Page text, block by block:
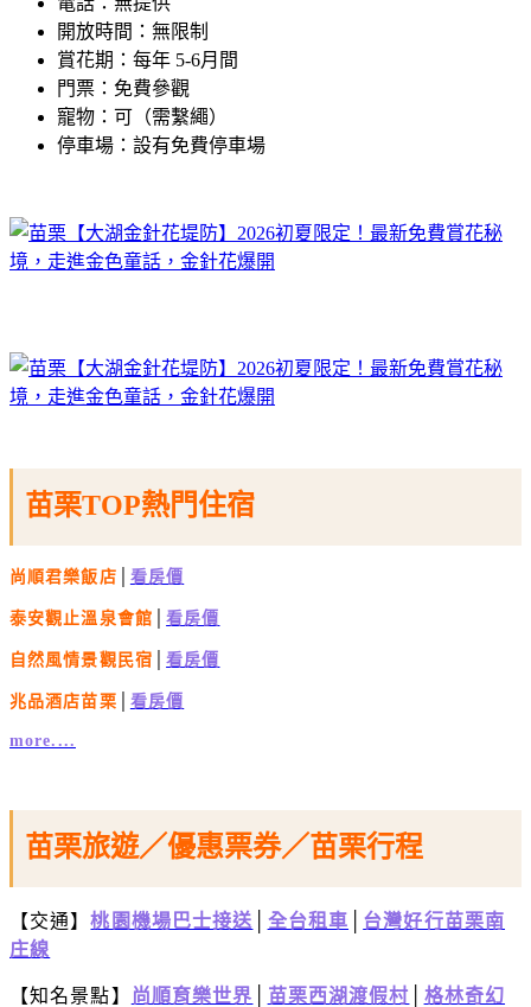
開放時間：無限制
賞花期：每年 5-6月間
門票：免費參觀
寵物：可（需繫繩）
停車場：設有免費停車場
苗栗TOP熱門住宿
尚順君樂飯店 看房價
泰安觀止溫泉會館 │看房價
自然風情景觀民宿 │看房價
兆品酒店苗栗 看房價
more....
苗栗旅遊／優惠票券／苗栗行程
【交通】桃園機場巴士接送 全台租車
台灣好行苗栗南
庄線
【知名景點】 尚順育樂世界 苗栗西湖渡假村
格林奇幻